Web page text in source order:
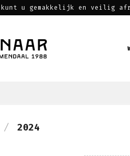
u gemakkelijk en veilig
/ 2024